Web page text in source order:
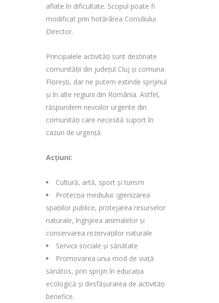
aflate în dificultate. Scopul poate fi
modificat prin hotărârea Consiliului
Director.
Principalele activități sunt destinate
comunității din județul Cluj și comuna
Florești, dar ne putem extinde sprijinul
și în alte regiuni din România. Astfel,
răspundem nevoilor urgente din
comunități care necesită suport în
cazuri de urgență.
Acțiuni:
Cultură, artă, sport și turism
Protecția mediului: igienizarea
spațiilor publice, protejarea resurselor
naturale, îngrijirea animalelor și
conservarea rezervațiilor naturale
Servicii sociale și sănătate
Promovarea unui mod de viață
sănătos, prin sprijin în educația
ecologică și desfășurarea de activități
benefice.